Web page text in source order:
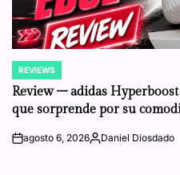
POSTED
IN
REVIEWS
Review – adidas
que sorprende por su
onagosto 6, 2026Posted
Daniel Diosdado